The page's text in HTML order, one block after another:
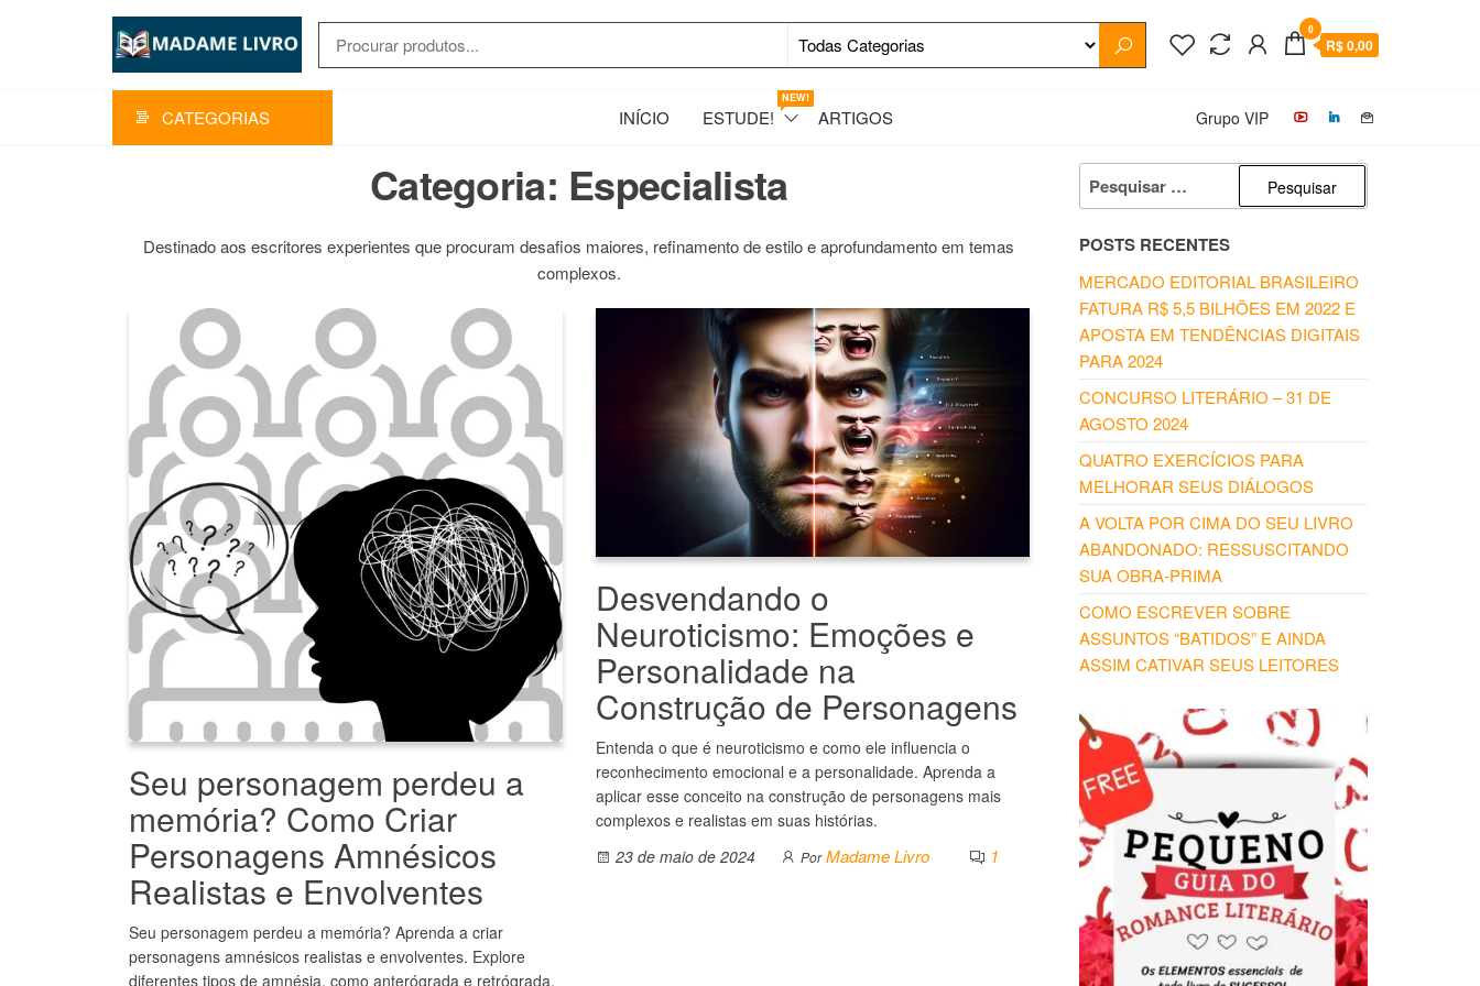
MADAME
0
R$ 0,00
CATEGORIAS INÍCIO ESTUDE!
NEW!
ARTIGOS Grupo VIP
Categoria: Especialista
Destinado aos escritores experientes que procuram desafios maiores, refinamento de estilo e aprofundamento em temas
complexos.
Seu personagem perdeu a
memória? Como Criar
Personagens Amnésicos
Realistas e Envolventes
Seu personagem perdeu a memória? Aprenda a criar
personagens amnésicos realistas e envolventes. Explore
diferentes tipos de amnésia, como anterógrada e retrógrada,
Desvendando o
Neuroticismo: Emoções e
Personalidade na
Construção de Personagens
Entenda o que é neuroticismo e como ele influencia o
reconhecimento emocional e a personalidade. Aprenda a
aplicar esse conceito na construção de personagens mais
complexos e realistas em suas histórias.
23 de maio de 2024
Por Madame Livro 1
PESQUISAR
POR:
POSTS RECENTES
MERCADO EDITORIAL BRASILEIRO
FATURA R$ 5,5 BILHÕES EM 2022 E
APOSTA EM TENDÊNCIAS DIGITAIS
PARA 2024
CONCURSO LITERÁRIO – 31 DE
AGOSTO 2024
QUATRO EXERCÍCIOS PARA
MELHORAR SEUS DIÁLOGOS
A VOLTA POR CIMA DO SEU LIVRO
ABANDONADO: RESSUSCITANDO
SUA OBRA-PRIMA
COMO ESCREVER SOBRE
ASSUNTOS “BATIDOS” E AINDA
ASSIM CATIVAR SEUS LEITORES